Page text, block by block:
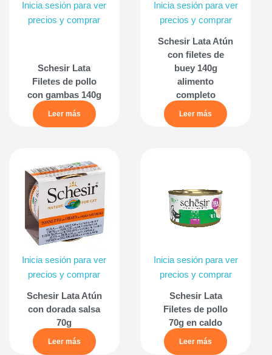
Inicia sesión para ver
precios y comprar
Schesir Lata
Filetes de pollo
con gambas 140g
Leer más
Inicia sesión para ver
precios y comprar
Schesir Lata Atún
con filetes de
buey 140g
alimento
completo
Leer más
Inicia sesión para ver
precios y comprar
Schesir Lata Atún
con dorada salsa
70g
Leer más
Inicia sesión para ver
precios y comprar
Schesir Lata
Filetes de pollo
70g en caldo
Leer más